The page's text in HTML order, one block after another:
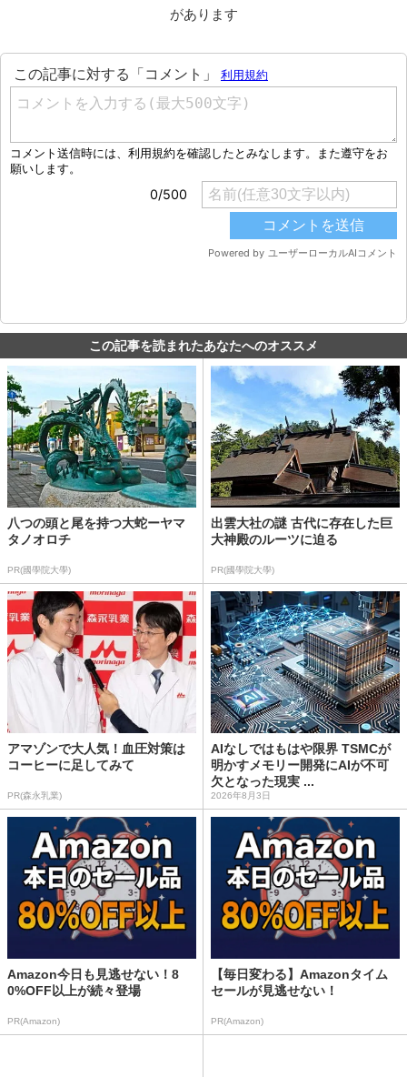
があります
この記事を読まれたあなたへのオススメ
八つの頭と尾を持つ大蛇ーヤマ
タノオロチ
PR(國學院大學)
出雲大社の謎 古代に存在した巨
大神殿のルーツに迫る
PR(國學院大學)
アマゾンで大人気！血圧対策は
コーヒーに足してみて
PR(森永乳業)
AIなしではもはや限界 TSMCが
明かすメモリー開発にAIが不可
欠となった現実 ...
2026年8月3日
Amazon今日も見逃せない！8
0%OFF以上が続々登場
PR(Amazon)
【毎日変わる】Amazonタイム
セールが見逃せない！
PR(Amazon)